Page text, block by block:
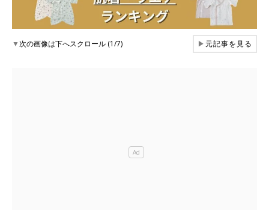
▼次の画像は下へスクロール (1/7) ▶元記事を見る